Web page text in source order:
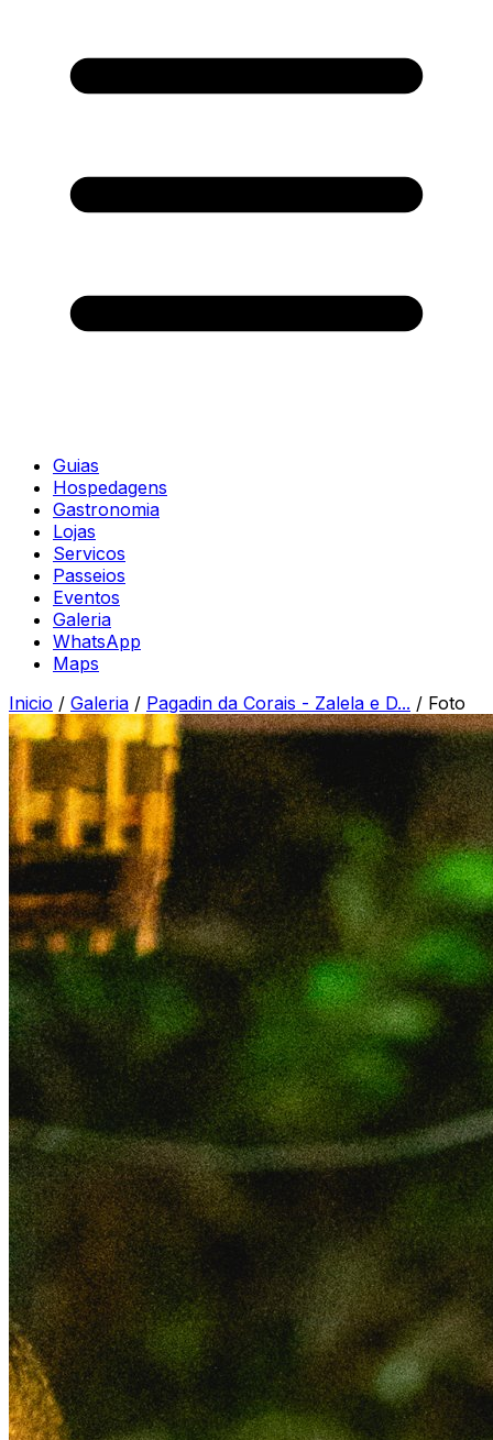
Guias
Hospedagens
Gastronomia
Lojas
Servicos
Passeios
Eventos
Galeria
WhatsApp
Maps
Inicio / Galeria / Pagadin da Corais - Zalela e D... / Foto